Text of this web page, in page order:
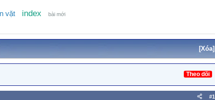
vặt index bài mới
[Xóa]
Theo dõi
#1